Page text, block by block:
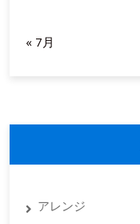
« 7月
アレンジ